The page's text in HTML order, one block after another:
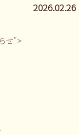
せ">
2026.02.26